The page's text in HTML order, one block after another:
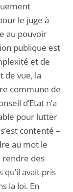
le juge à
au pouvoir
publique est
et de
de vue, la
commune de
d’Etat n’a
pour lutter
contenté –
au mot le
rendre des
avait pris
la loi. En